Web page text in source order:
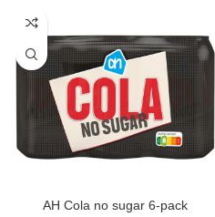
AH Cola no sugar 6-pack